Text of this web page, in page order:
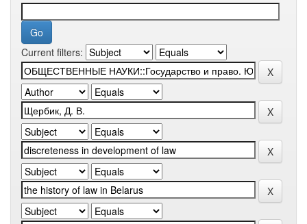
Current filters: